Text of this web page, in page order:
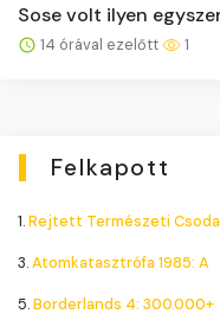
Sose volt ilyen
14 órával ezelőtt 1
Felkapott
1.Rejtett Természeti Csoda
3.Atomkatasztrófa 1985: A
5.Borderlands 4: 300.000+